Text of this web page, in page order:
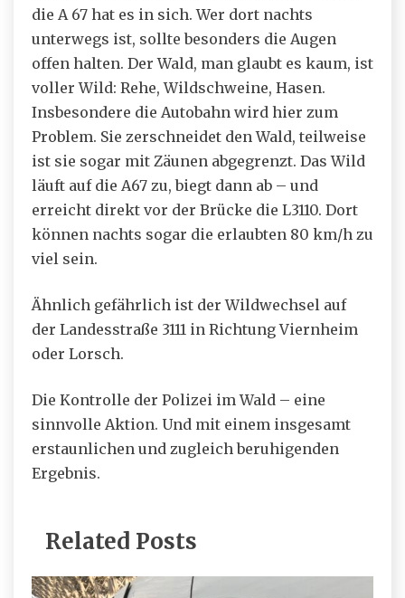
die A 67 hat es in sich. Wer dort nachts
unterwegs ist, sollte besonders die Augen
offen halten. Der Wald, man glaubt es kaum, ist
voller Wild: Rehe, Wildschweine, Hasen.
Insbesondere die Autobahn wird hier zum
Problem. Sie zerschneidet den Wald, teilweise
ist sie sogar mit Zäunen abgegrenzt. Das Wild
läuft auf die A67 zu, biegt dann ab – und
erreicht direkt vor der Brücke die L3110. Dort
können nachts sogar die erlaubten 80 km/h zu
viel sein.
Ähnlich gefährlich ist der Wildwechsel auf
der Landesstraße 3111 in Richtung Viernheim
oder Lorsch.
Die Kontrolle der Polizei im Wald – eine
sinnvolle Aktion. Und mit einem insgesamt
erstaunlichen und zugleich beruhigenden
Ergebnis.
Related Posts